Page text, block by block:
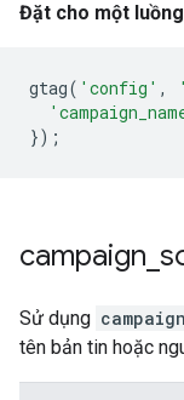
Đặt cho một
gtag( 'config' ,
});
campaign
Sử dụng
tên bản tin hoặc